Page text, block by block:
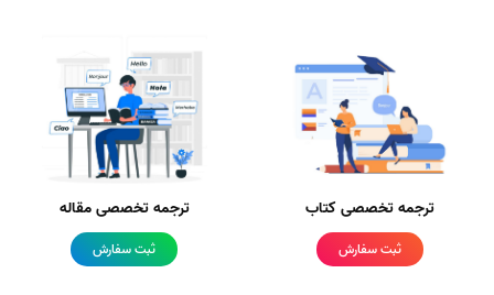
ترجمه تخصصی کتاب
ثبت سفارش
ترجمه تخصصی مقاله
ثبت سفارش